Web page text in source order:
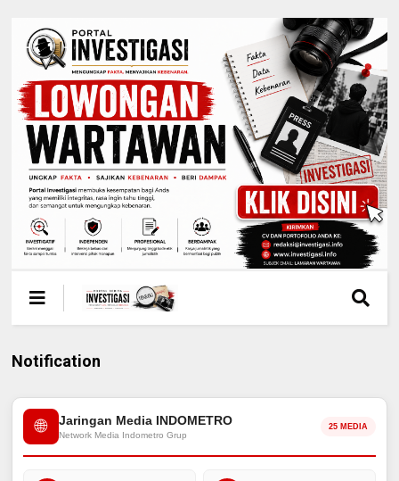
Notification
🌐 Jaringan Media INDOMETRO
Network Media Indometro Grup
25 MEDIA